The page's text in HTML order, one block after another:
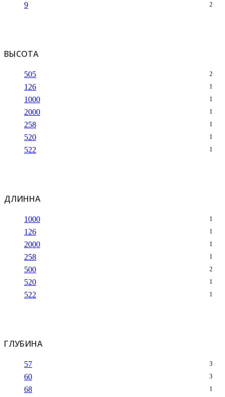
9 2
ВЫСОТА
505 2
126 1
1000 1
2000 1
258 1
520 1
522 1
ДЛИННА
1000 1
126 1
2000 1
258 1
500 2
520 1
522 1
ГЛУБИНА
57 3
60 3
68 1